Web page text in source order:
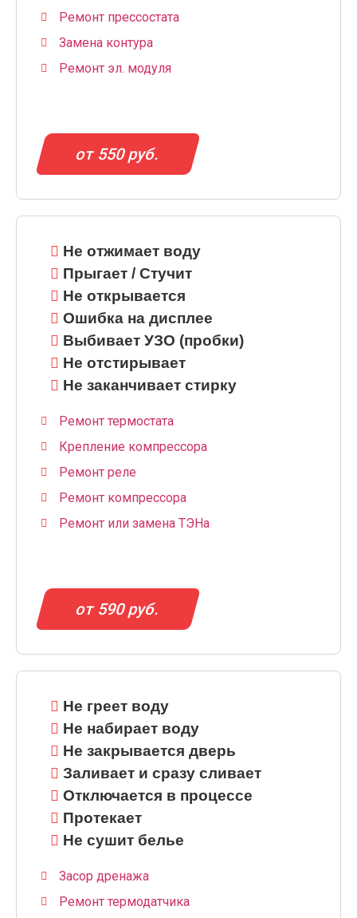
Ремонт прессостата
Замена контура
Ремонт эл. модуля
от 550 руб.
Не отжимает воду
Прыгает / Стучит
Не открывается
Ошибка на дисплее
Выбивает УЗО (пробки)
Не отстирывает
Не заканчивает стирку
Ремонт термостата
Крепление компрессора
Ремонт реле
Ремонт компрессора
Ремонт или замена ТЭНа
от 590 руб.
Не греет воду
Не набирает воду
Не закрывается дверь
Заливает и сразу сливает
Отключается в процессе
Протекает
Не сушит белье
Засор дренажа
Ремонт термодатчика